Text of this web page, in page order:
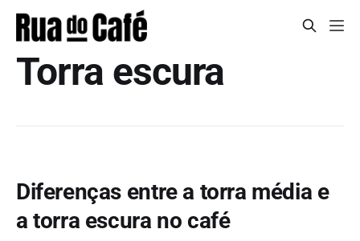
Torra escura
Diferenças entre a torra média e
a torra escura no café